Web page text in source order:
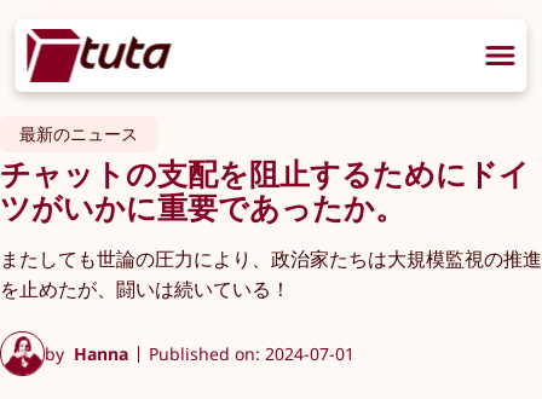
最新のニュース
チャットの支配を阻止するためにドイ
ツがいかに重要であったか。
またしても世論の圧力により、政治家たちは大規模監視の推進
を止めたが、闘いは続いている！
by Hanna Published on: 2024-07-01